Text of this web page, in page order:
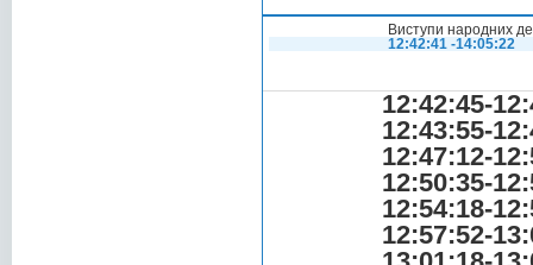
Виступи народних
12:42:41 -14:05:22
12:42:45-
12:43:55-
12:47:12-
12:50:35-
12:54:18-
12:57:52-